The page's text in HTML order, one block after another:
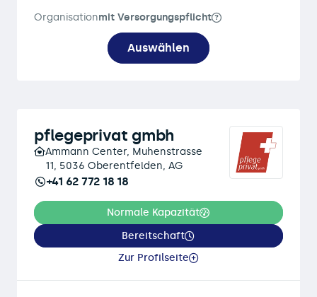
Organisationmit Versorgungspflicht
Auswählen
pflegeprivat gmbh
Ammann Center, Muhenstrasse
11, 5036 Oberentfelden, AG
+41 62 772 18 18
Normale Kapazität
Bereitschaft
Zur Profilseite